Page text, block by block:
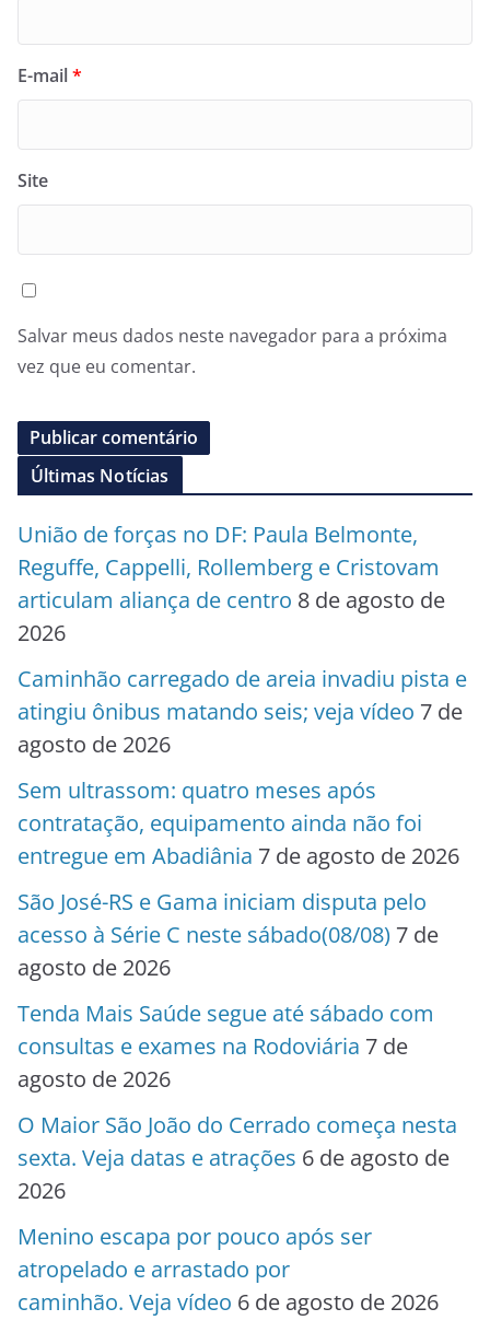
E-mail*
Site
Salvar meus dados neste navegador para a próxima
vez que eu comentar.
Últimas Notícias
União de forças no DF: Paula Belmonte,
Reguffe, Cappelli, Rollemberg e Cristovam
articulam aliança de centro 8 de agosto de
2026
Caminhão carregado de areia invadiu pista e
atingiu ônibus matando seis; veja vídeo 7 de
agosto de 2026
Sem ultrassom: quatro meses após
contratação, equipamento ainda não foi
entregue em Abadiânia 7 de agosto de 2026
São José-RS e Gama iniciam disputa pelo
acesso à Série C neste sábado(08/08) 7 de
agosto de 2026
Tenda Mais Saúde segue até sábado com
consultas e exames na Rodoviária 7 de
agosto de 2026
O Maior São João do Cerrado começa nesta
sexta. Veja datas e atrações 6 de agosto de
2026
Menino escapa por pouco após ser
atropelado e arrastado por
caminhão. Veja vídeo 6 de agosto de 2026